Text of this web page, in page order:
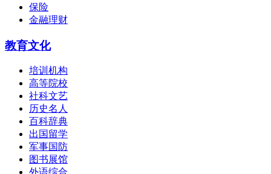
保险
金融理财
教育文化
培训机构
高等院校
社科文艺
历史名人
百科辞典
出国留学
军事国防
图书展馆